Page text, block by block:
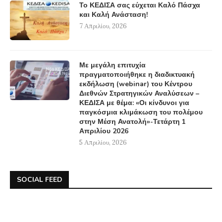
Το ΚΕΔΙΣΑ σας εύχεται Καλό Πάσχα
και Καλή Ανάσταση!
7 Απριλίου, 2026
Με μεγάλη επιτυχία
πραγματοποιήθηκε η διαδικτυακή
εκδήλωση (webinar) του Κέντρου
Διεθνών Στρατηγικών Αναλύσεων –
ΚΕΔΙΣΑ με θέμα: «Οι κίνδυνοι για
παγκόσμια κλιμάκωση του πολέμου
στην Μέση Ανατολή»-Τετάρτη 1
Απριλίου 2026
5 Απριλίου, 2026
SOCIAL FEED